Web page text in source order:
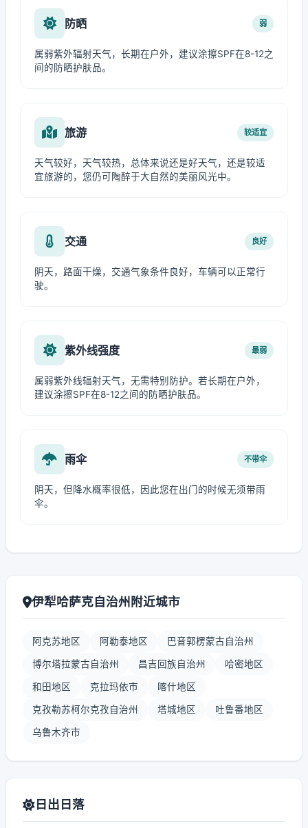
防晒 弱
属弱紫外辐射天气，长期在户外，建议涂擦SPF在8-12之
间的防晒护肤品。
旅游 较适宜
天气较好，天气较热，总体来说还是好天气，还是较适
宜旅游的，您仍可陶醉于大自然的美丽风光中。
交通 良好
阴天，路面干燥，交通气象条件良好，车辆可以正常行
驶。
紫外线强度 最弱
属弱紫外线辐射天气，无需特别防护。若长期在户外，
建议涂擦SPF在8-12之间的防晒护肤品。
雨伞 不带伞
阴天，但降水概率很低，因此您在出门的时候无须带雨
伞。
伊犁哈萨克自治州附近城市
阿克苏地区 阿勒泰地区 巴音郭楞蒙古自治州
博尔塔拉蒙古自治州 昌吉回族自治州 哈密地区
和田地区 克拉玛依市 喀什地区
克孜勒苏柯尔克孜自治州 塔城地区 吐鲁番地区
乌鲁木齐市
日出日落